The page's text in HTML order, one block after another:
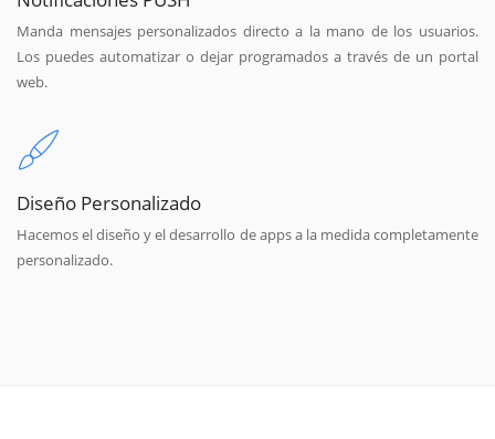
Manda mensajes personalizados directo a la mano de los usuarios.
Los puedes automatizar o dejar programados a través de un portal
web.
Diseño Personalizado
Hacemos el diseño y el desarrollo de apps a la medida completamente
personalizado.